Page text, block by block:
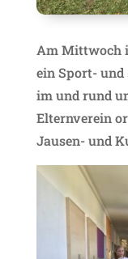
Am Mittwoch
ein Sport-
im und rund
Elternverein
Jausen- und